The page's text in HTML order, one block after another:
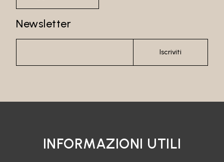
Newsletter
Iscriviti
INFORMAZIONI UTILI